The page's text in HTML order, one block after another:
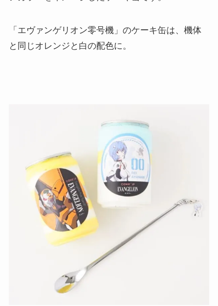
「エヴァンゲリオン零号機」のケーキ缶は、機体
と同じオレンジと白の配色に。